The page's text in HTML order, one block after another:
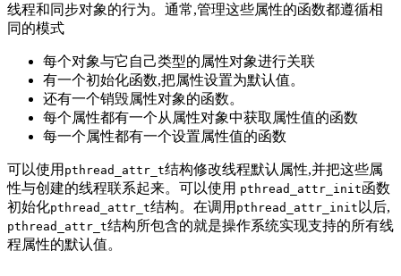
线程和同步对象的行为。通常,管理这些属性的函数都遵循相
同的模式
每个对象与它自己类型的属性对象进行关联
有一个初始化函数,把属性设置为默认值。
还有一个销毁属性对象的函数。
每个属性都有一个从属性对象中获取属性值的函数
每一个属性都有一个设置属性值的函数
可以使用 pthread_attr_t结构修改线程默认属性,并把这些属
性与创建的线程联系起来。可以使用 pthread_attr_init函数
初始化pthread_attr_t结构。在调用 pthread_attr_init 以后,
pthread_attr_t结构所包含的就是操作系统实现支持的所有线
程属性的默认值。